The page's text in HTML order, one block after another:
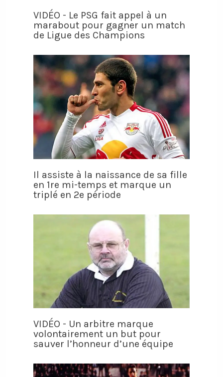
VIDÉO - Le PSG fait appel à un
marabout pour gagner un match
de Ligue des Champions
Il assiste à la naissance de sa fille
en 1re mi-temps et marque un
triplé en 2e période
VIDÉO - Un arbitre marque
volontairement un but pour
sauver l’honneur d’une équipe